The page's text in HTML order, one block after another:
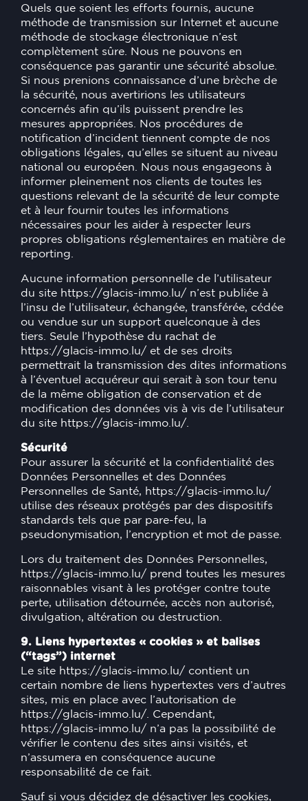
Quels que soient les efforts fournis, aucune
méthode de transmission sur Internet et aucune
méthode de stockage électronique n’est
complètement sûre. Nous ne pouvons en
conséquence pas garantir une sécurité absolue.
Si nous prenions connaissance d’une brèche de
la sécurité, nous avertirions les utilisateurs
concernés afin qu’ils puissent prendre les
mesures appropriées. Nos procédures de
notification d’incident tiennent compte de nos
obligations légales, qu’elles se situent au niveau
national ou européen. Nous nous engageons à
informer pleinement nos clients de toutes les
questions relevant de la sécurité de leur compte
et à leur fournir toutes les informations
nécessaires pour les aider à respecter leurs
propres obligations réglementaires en matière de
reporting.
Aucune information personnelle de l’utilisateur
du site https://glacis-immo.lu/ n’est publiée à
l’insu de l’utilisateur, échangée, transférée, cédée
ou vendue sur un support quelconque à des
tiers. Seule l’hypothèse du rachat de
https://glacis-immo.lu/ et de ses droits
permettrait la transmission des dites informations
à l’éventuel acquéreur qui serait à son tour tenu
de la même obligation de conservation et de
modification des données vis à vis de l’utilisateur
du site https://glacis-immo.lu/.
Sécurité
Pour assurer la sécurité et la confidentialité des
Données Personnelles et des Données
Personnelles de Santé, https://glacis-immo.lu/
utilise des réseaux protégés par des dispositifs
standards tels que par pare-feu, la
pseudonymisation, l’encryption et mot de passe.
Lors du traitement des Données Personnelles,
https://glacis-immo.lu/ prend toutes les mesures
raisonnables visant à les protéger contre toute
perte, utilisation détournée, accès non autorisé,
divulgation, altération ou destruction.
9. Liens hypertextes « cookies » et balises
(“tags”) internet
Le site https://glacis-immo.lu/ contient un
certain nombre de liens hypertextes vers d’autres
sites, mis en place avec l’autorisation de
https://glacis-immo.lu/. Cependant,
https://glacis-immo.lu/ n’a pas la possibilité de
vérifier le contenu des sites ainsi visités, et
n’assumera en conséquence aucune
responsabilité de ce fait.
Sauf si vous décidez de désactiver les cookies,